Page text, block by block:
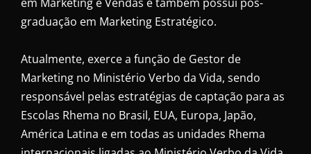
graduação em Marketing Estratégico.
Atualmente, exerce a função de Gestor de
Marketing no Ministério Verbo da Vida, sendo
responsável pelas estratégias de captação para as
Escolas Rhema no Brasil, EUA, Europa, Japão,
América Latina e em todas as unidades Rhema